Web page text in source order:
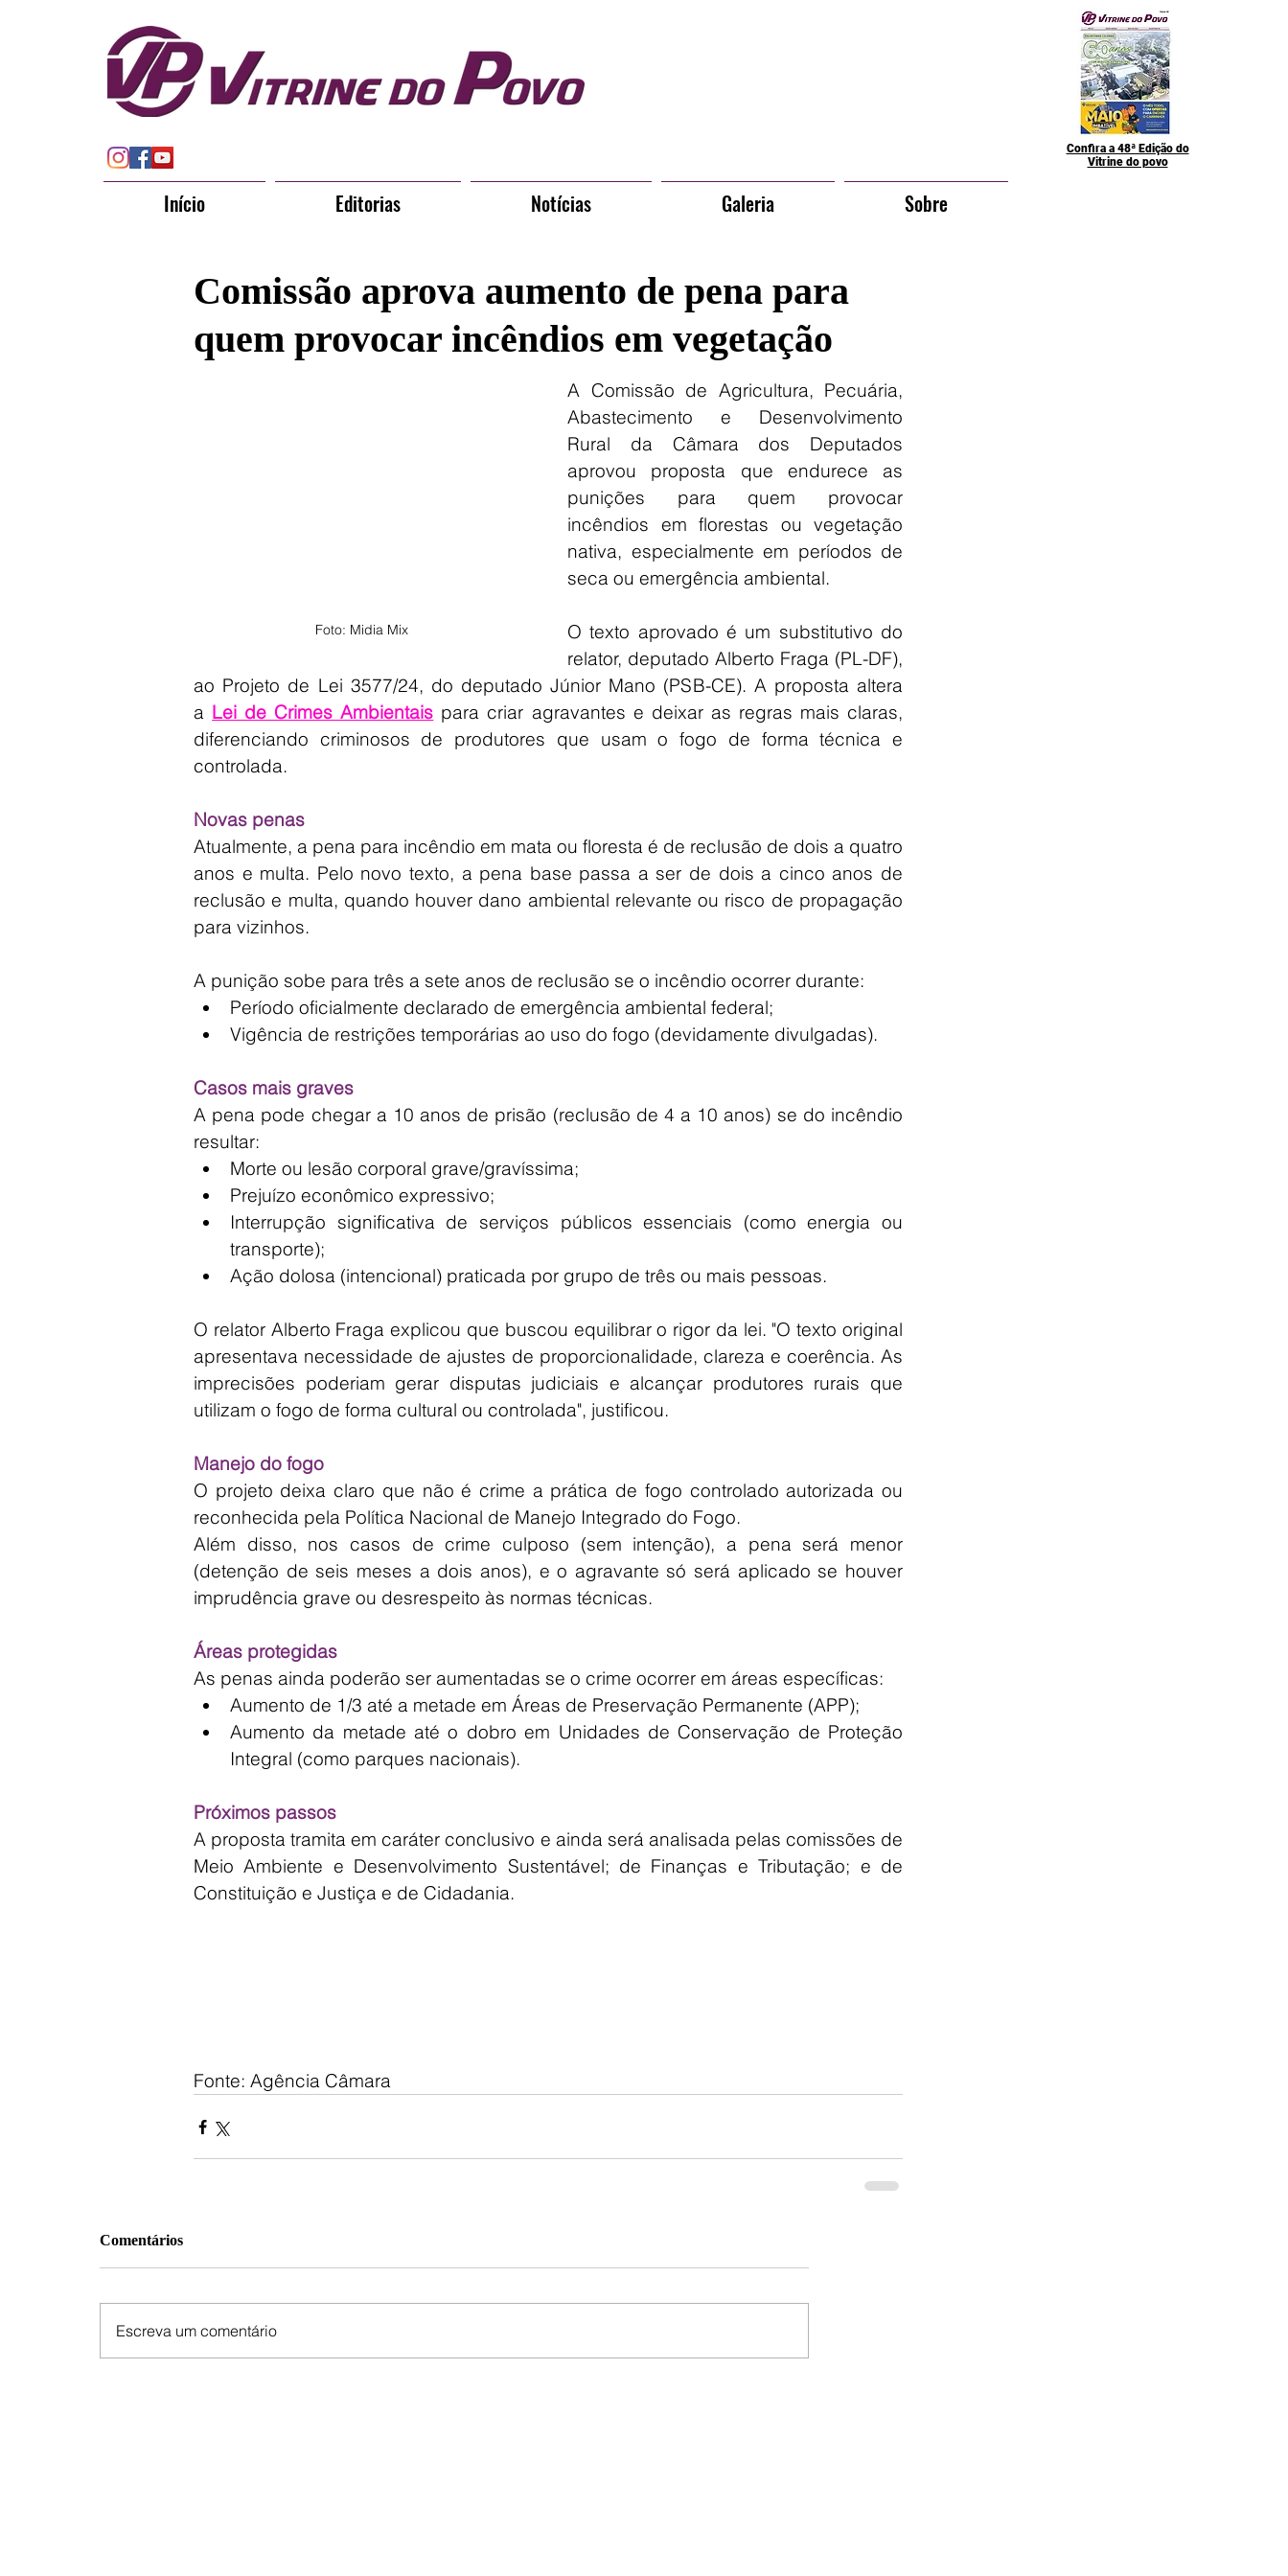
Confira a 48ª Edição do
Vitrine do povo
Comissão aprova aumento de pena para
quem provocar incêndios em vegetação
Foto: Midia Mix
A Comissão de Agricultura, Pecuária,
Abastecimento e Desenvolvimento
Rural da Câmara dos Deputados
aprovou proposta que endurece as
punições para quem provocar
incêndios em florestas ou vegetação
nativa, especialmente em períodos de
seca ou emergência ambiental.
O texto aprovado é um substitutivo do
relator, deputado Alberto Fraga (PL-DF),
ao Projeto de Lei 3577/24, do deputado Júnior Mano (PSB-CE). A proposta altera
a Lei de Crimes Ambientais para criar agravantes e deixar as regras mais claras,
diferenciando criminosos de produtores que usam o fogo de forma técnica e
controlada.
Novas penas
Atualmente, a pena para incêndio em mata ou floresta é de reclusão de dois a quatro
anos e multa. Pelo novo texto, a pena base passa a ser de dois a cinco anos de
reclusão e multa, quando houver dano ambiental relevante ou risco de propagação
para vizinhos.
A punição sobe para três a sete anos de reclusão se o incêndio ocorrer durante:
Período oficialmente declarado de emergência ambiental federal;
Vigência de restrições temporárias ao uso do fogo (devidamente divulgadas).
Casos mais graves
A pena pode chegar a 10 anos de prisão (reclusão de 4 a 10 anos) se do incêndio
resultar:
Morte ou lesão corporal grave/gravíssima;
Prejuízo econômico expressivo;
Interrupção significativa de serviços públicos essenciais (como energia ou
transporte);
Ação dolosa (intencional) praticada por grupo de três ou mais pessoas.
O relator Alberto Fraga explicou que buscou equilibrar o rigor da lei. "O texto original
apresentava necessidade de ajustes de proporcionalidade, clareza e coerência. As
imprecisões poderiam gerar disputas judiciais e alcançar produtores rurais que
utilizam o fogo de forma cultural ou controlada", justificou.
Manejo do fogo
O projeto deixa claro que não é crime a prática de fogo controlado autorizada ou
reconhecida pela Política Nacional de Manejo Integrado do Fogo.
Além disso, nos casos de crime culposo (sem intenção), a pena será menor
(detenção de seis meses a dois anos), e o agravante só será aplicado se houver
imprudência grave ou desrespeito às normas técnicas.
Áreas protegidas
As penas ainda poderão ser aumentadas se o crime ocorrer em áreas específicas:
Aumento de 1/3 até a metade em Áreas de Preservação Permanente (APP);
Aumento da metade até o dobro em Unidades de Conservação de Proteção
Integral (como parques nacionais).
Próximos passos
A proposta tramita em caráter conclusivo e ainda será analisada pelas comissões de
Meio Ambiente e Desenvolvimento Sustentável; de Finanças e Tributação; e de
Constituição e Justiça e de Cidadania.
Fonte: Agência Câmara
Comentários
Escreva um comentário
Início Editorias Notícias Galeria Sobre